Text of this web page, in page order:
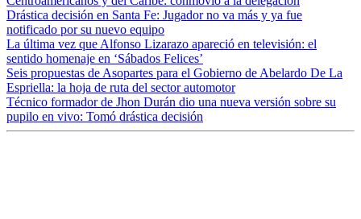
Drástica decisión en Santa Fe: Jugador no va más y ya fue
notificado por su nuevo equipo
La última vez que Alfonso Lizarazo apareció en televisión: el
sentido homenaje en ‘Sábados Felices’
Seis propuestas de Asopartes para el Gobierno de Abelardo De La
Espriella: la hoja de ruta del sector automotor
Técnico formador de Jhon Durán dio una nueva versión sobre su
pupilo en vivo: Tomó drástica decisión